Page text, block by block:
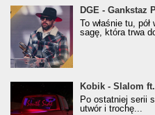
donGURALesko z
Klasyczny/
(Popkillery 2023)
DGE - Gankstaz
To właśnie tu,
sagę, która trwa
Kobik - Slalom ft. Jan-
[Official Music
Kobik - Slalom
Po ostatniej serii
utwór i trochę...